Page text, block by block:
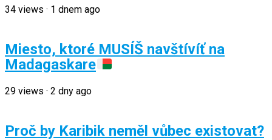
34 views · 1 dnem ago
Miesto, ktoré MUSÍŠ navštívíť na
Madagaskare
29 views · 2 dny ago
Proč by Karibik neměl vůbec existovat?